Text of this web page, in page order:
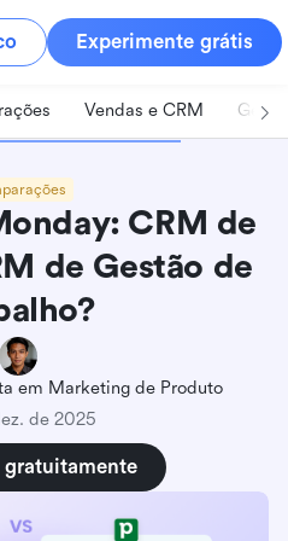
Experimente grátis
Vendas e CRM
CRM de
de Gestão de
em Marketing de Produto
de 2025
gratuitamente